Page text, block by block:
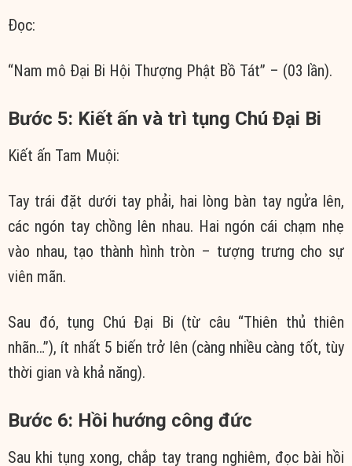
Đọc:
“Nam mô Đại Bi Hội Thượng Phật Bồ Tát” – (03 lần).
Bước 5: Kiết ấn và trì tụng Chú Đại Bi
Kiết ấn Tam Muội:
Tay trái đặt dưới tay phải, hai lòng bàn tay ngửa lên,
các ngón tay chồng lên nhau. Hai ngón cái chạm nhẹ
vào nhau, tạo thành hình tròn – tượng trưng cho sự
viên mãn.
Sau đó, tụng Chú Đại Bi (từ câu “Thiên thủ thiên
nhãn…”), ít nhất 5 biến trở lên (càng nhiều càng tốt, tùy
thời gian và khả năng).
Bước 6: Hồi hướng công đức
Sau khi tụng xong, chắp tay trang nghiêm, đọc bài hồi